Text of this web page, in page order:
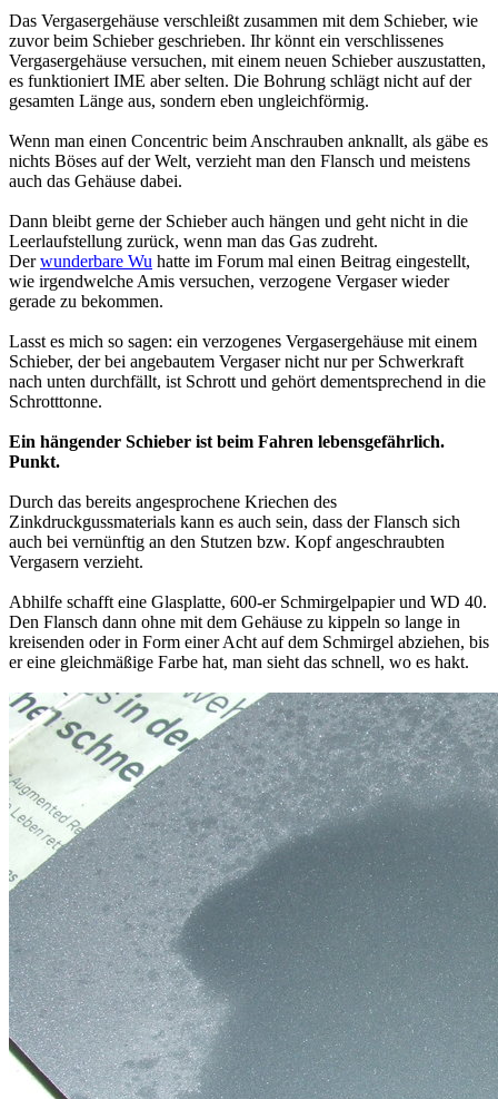
Das Vergasergehäuse verschleißt zusammen mit dem Schieber, wie
zuvor beim Schieber geschrieben. Ihr könnt ein verschlissenes
Vergasergehäuse versuchen, mit einem neuen Schieber auszustatten,
es funktioniert IME aber selten. Die Bohrung schlägt nicht auf der
gesamten Länge aus, sondern eben ungleichförmig.
Wenn man einen Concentric beim Anschrauben anknallt, als gäbe es
nichts Böses auf der Welt, verzieht man den Flansch und meistens
auch das Gehäuse dabei.
Dann bleibt gerne der Schieber auch hängen und geht nicht in die
Leerlaufstellung zurück, wenn man das Gas zudreht.
Derwunderbare Wu hatte im Forum mal einen Beitrag eingestellt,
wie irgendwelche Amis versuchen, verzogene Vergaser wieder
gerade zu bekommen.
Lasst es mich so sagen: ein verzogenes Vergasergehäuse mit einem
Schieber, der bei angebautem Vergaser nicht nur per Schwerkraft
nach unten durchfällt, ist Schrott und gehört dementsprechend in die
Schrotttonne.
Ein hängender Schieber ist beim Fahren lebensgefährlich.
Punkt.
Durch das bereits angesprochene Kriechen des
Zinkdruckgussmaterials kann es auch sein, dass der Flansch sich
auch bei vernünftig an den Stutzen bzw. Kopf angeschraubten
Vergasern verzieht.
Abhilfe schafft eine Glasplatte, 600-er Schmirgelpapier und WD 40.
Den Flansch dann ohne mit dem Gehäuse zu kippeln so lange in
kreisenden oder in Form einer Acht auf dem Schmirgel abziehen, bis
er eine gleichmäßige Farbe hat, man sieht das schnell, wo es hakt.